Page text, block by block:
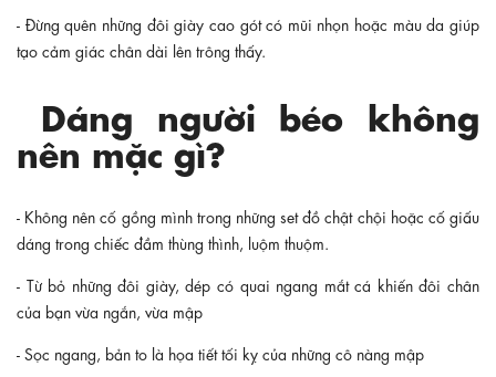
- Đừng quên những đôi giày cao gót có mũi nhọn hoặc màu da giúp
tạo cảm giác chân dài lên trông thấy.
Dáng người béo không
nên mặc gì?
- Không nên cố gồng mình trong những set đồ chật chội hoặc cố giấu
dáng trong chiếc đầm thùng thình, luộm thuộm.
- Từ bỏ những đôi giày, dép có quai ngang mắt cá khiến đôi chân
của bạn vừa ngắn, vừa mập
- Sọc ngang, bản to là họa tiết tối kỵ của những cô nàng mập